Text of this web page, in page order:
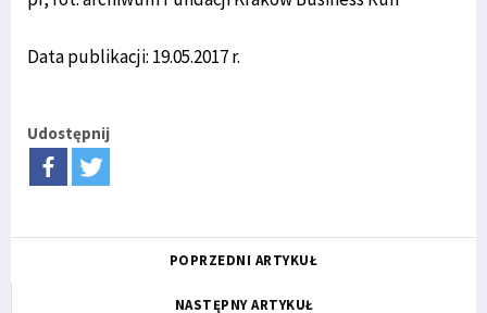
Data publikacji: 19.05.2017 r.
Udostępnij
POPRZEDNI ARTYKUŁ
NASTĘPNY ARTYKUŁ